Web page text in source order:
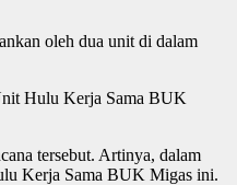
oleh dua unit di dalam
Hulu Kerja Sama BUK
tersebut. Artinya, dalam
Kerja Sama BUK Migas ini.